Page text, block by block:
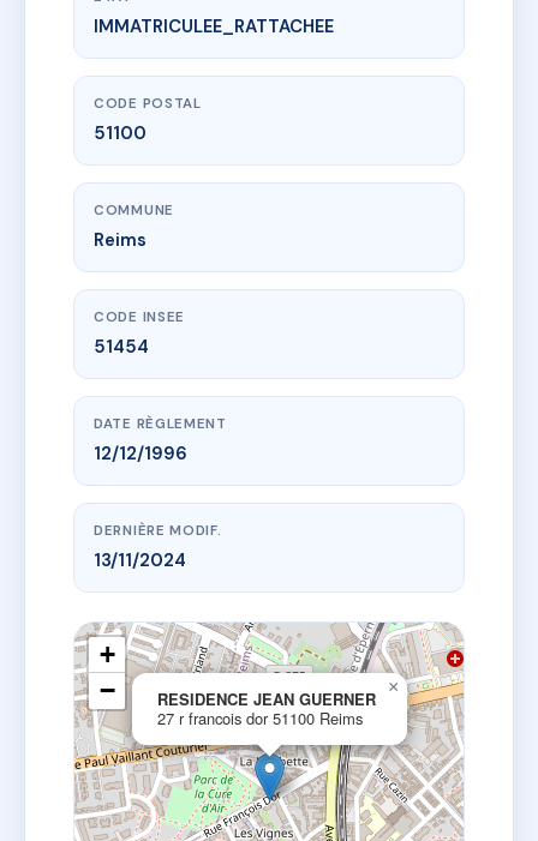
www.vme.plus/AA1160613
RESIDENCE JEAN GUERNER
27 r francois dor
IMMATRICULEE_RATTACHEE
CODE POSTAL
51100
COMMUNE
Reims
CODE INSEE
51454
DATE RÈGLEMENT
12/12/1996
DERNIÈRE MODIF.
13/11/2024
RESIDENCE JEAN GUERNER
27 r francois dor 51100 Reims
×
+
−